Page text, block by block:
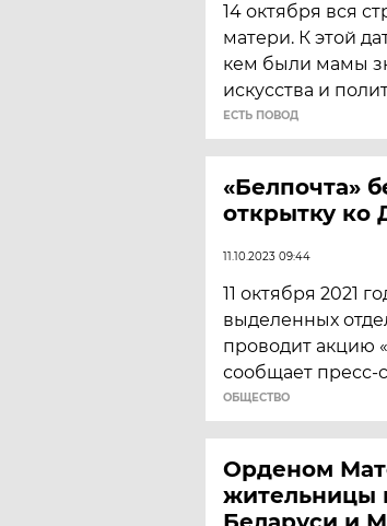
14 октября вся
матери. К этой
кем были мамы
искусства и
ЕСТЬ ПОВОД
«Белпочта»
открытку ко
11.10.2023 09:44
11 октября 2021
выделенных
проводит акцию
сообщает пресс-
ОБЩЕСТВО
Орденом
жительницы